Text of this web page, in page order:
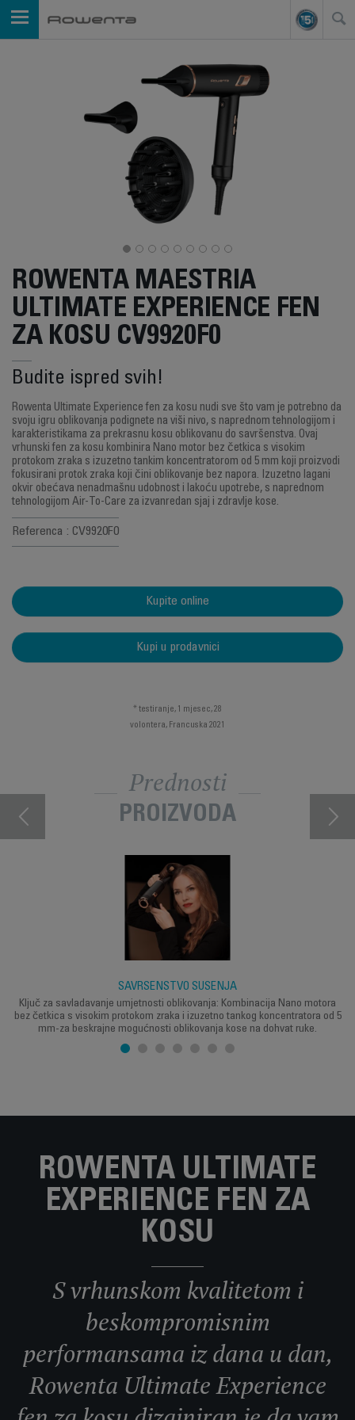
ROWENTA MAESTRIA
ULTIMATE EXPERIENCE FEN
ZA KOSU CV9920F0
Budite ispred svih!
Rowenta Ultimate Experience fen za kosu nudi sve što vam je potrebno da
svoju igru ​​oblikovanja podignete na viši nivo, s naprednom tehnologijom i
karakteristikama za prekrasnu kosu oblikovanu do savršenstva. Ovaj
vrhunski fen za kosu kombinira Nano motor bez četkica s visokim
protokom zraka s izuzetno tankim koncentratorom od 5 mm koji proizvodi
fokusirani protok zraka koji čini oblikovanje bez napora. Izuzetno lagani
okvir obećava nenadmašnu udobnost i lakoću upotrebe, s naprednom
tehnologijom Air-To-Care za izvanredan sjaj i zdravlje kose.
Referenca : CV9920F0
Kupite online
Kupi u prodavnici
* testiranje, 1 mjesec, 28
volontera, Francuska 2021
Prednosti
PROIZVODA
SAVRŠENSTVO SUŠENJA
Ključ za savladavanje umjetnosti oblikovanja: Kombinacija Nano motora
bez četkica s visokim protokom zraka i izuzetno tankog koncentratora od 5
mm-za beskrajne mogućnosti oblikovanja kose na dohvat ruke.
ROWENTA ULTIMATE
EXPERIENCE FEN ZA
KOSU
S vrhunskom kvalitetom i
beskompromisnim
performansama iz dana u dan,
Rowenta Ultimate Experience